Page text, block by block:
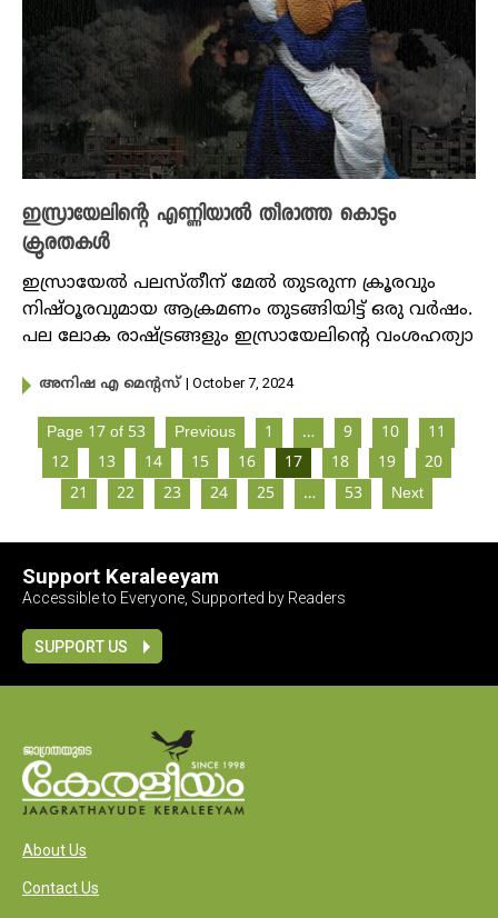
ഇസ്രായേലിന്റെ എണ്ണിയാൽ തീരാത്ത കൊടും
ക്രൂരതകൾ
ഇസ്രായേൽ പലസ്തീന് മേൽ തുടരുന്ന ക്രൂരവും
നിഷ്ഠൂരവുമായ ആക്രമണം തുടങ്ങിയിട്ട് ഒരു വർഷം.
​പല ലോക രാഷ്ട്രങ്ങളും ഇസ്രായേലിന്റെ വംശഹത്യാ
അനിഷ എ മെന്റസ് | October 7, 2024
Page 17 of 53 Previous 1 … 9 10
11
12
13 14 15 16 17 18 19
20
21
22 23 24 25 … 53 Next
Support Keraleeyam
Accessible to Everyone, Supported by Readers
SUPPORT US
About Us
Contact Us